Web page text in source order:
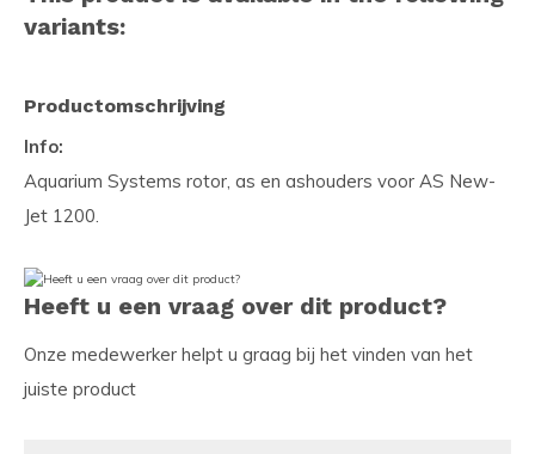
variants:
Productomschrijving
Info:
Aquarium Systems rotor, as en ashouders voor AS New-
Jet 1200.
Heeft u een vraag over dit product?
Onze medewerker helpt u graag bij het vinden van het
juiste product